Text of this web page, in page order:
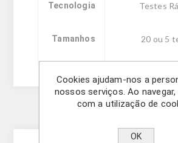
Tecnologia Testes
Tamanhos 20 ou 5
Cookies ajudam-nos a
nossos serviços. Ao
com a utilização de
OK